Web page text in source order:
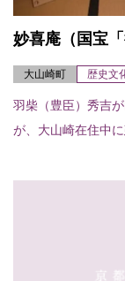
妙喜庵（国宝「
大山崎町 歴史文
羽柴（豊臣）秀吉
が、大山崎在住中
例のない地下窓を